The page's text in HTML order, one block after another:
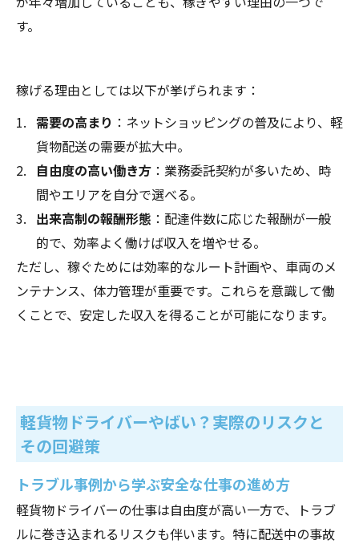
す。
稼げる理由としては以下が挙げられます：
需要の高まり ：ネットショッピングの普及により、軽
貨物配送の需要が拡大中。
自由度の高い働き方 ：業務委託契約が多いため、時
間やエリアを自分で選べる。
出来高制の報酬形態 ：配達件数に応じた報酬が一般
的で、効率よく働けば収入を増やせる。
ただし、稼ぐためには効率的なルート計画や、車両のメ
ンテナンス、体力管理が重要です。これらを意識して働
くことで、安定した収入を得ることが可能になります。
軽貨物ドライバーやばい？実際のリスクと
その回避策
トラブル事例から学ぶ安全な仕事の進め方
軽貨物ドライバーの仕事は自由度が高い一方で、トラブ
ルに巻き込まれるリスクも伴います。特に配送中の事故